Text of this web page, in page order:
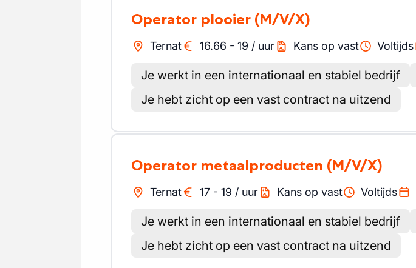
Operator plooier (M/V/X)
Ternat 16.66 - 19 / uur Kans op vast Voltijds
Je werkt in een internationaal en stabiel bedrijf
Je hebt zicht op een vast contract na uitzend
Operator metaalproducten (M/V/X)
Ternat 17 - 19 / uur Kans op vast Voltijds
Je werkt in een internationaal en stabiel bedrijf
Je hebt zicht op een vast contract na uitzend